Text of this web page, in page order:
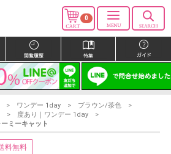
0
ワンデー 1day
ブラウン/茶色
度あり｜ワンデー 1day
ミーキャット
料無料